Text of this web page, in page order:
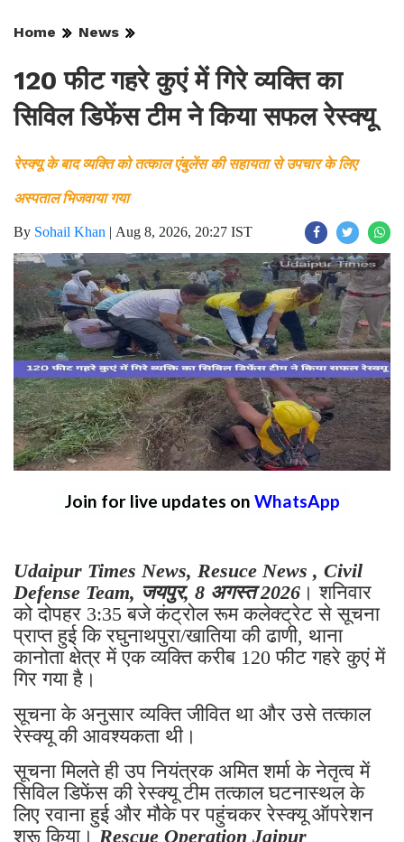
Home News
120 फीट गहरे कुएं में गिरे व्यक्ति का
सिविल डिफेंस टीम ने किया सफल रेस्क्यू
रेस्क्यू के बाद व्यक्ति को तत्काल एंबुलेंस की सहायता से उपचार के लिए
अस्पताल भिजवाया गया
By Sohail Khan Aug 8, 2026, 20:27 IST
Join for live updates onWhatsApp
Udaipur Times News, Resuce News , Civil
Defense Team, जयपुर, 8 अगस्त 2026 । शनिवार
को दोपहर 3:35 बजे कंट्रोल रूम कलेक्ट्रेट से सूचना
प्राप्त हुई कि रघुनाथपुरा/खातिया की ढाणी, थाना
कानोता क्षेत्र में एक व्यक्ति करीब 120 फीट गहरे कुएं में
गिर गया है।
सूचना के अनुसार व्यक्ति जीवित था और उसे तत्काल
रेस्क्यू की आवश्यकता थी।
सूचना मिलते ही उप नियंत्रक अमित शर्मा के नेतृत्व में
सिविल डिफेंस की रेस्क्यू टीम तत्काल घटनास्थल के
लिए रवाना हुई और मौके पर पहुंचकर रेस्क्यू ऑपरेशन